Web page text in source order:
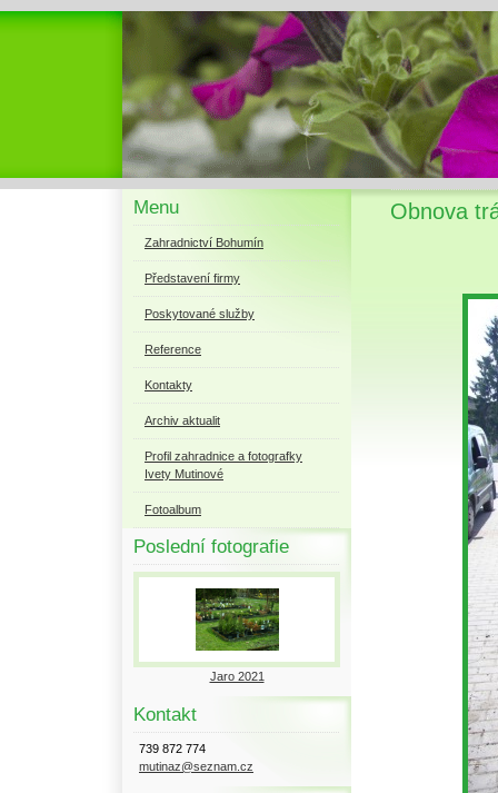
Menu
Zahradnictví Bohumín
Představení firmy
Poskytované služby
Reference
Kontakty
Archiv aktualit
Profil zahradnice a fotografky
Ivety Mutinové
Fotoalbum
Poslední fotografie
Jaro 2021
Kontakt
739 872 774
mutinaz@seznam.cz
Obnova